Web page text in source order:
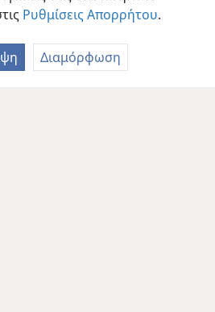
Ρυθμίσεις Απορρήτου.
Διαμόρφωση